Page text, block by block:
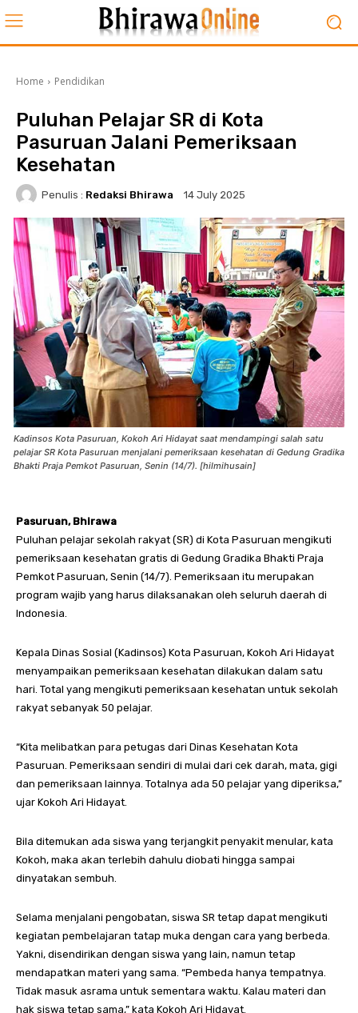
Home Pendidikan
Puluhan Pelajar SR di Kota
Pasuruan Jalani Pemeriksaan
Kesehatan
Penulis : Redaksi Bhirawa 14 July 2025
Kadinsos Kota Pasuruan, Kokoh Ari Hidayat saat mendampingi salah satu
pelajar SR Kota Pasuruan menjalani pemeriksaan kesehatan di Gedung Gradika
Bhakti Praja Pemkot Pasuruan, Senin (14/7). [hilmihusain]
Pasuruan, Bhirawa
Puluhan pelajar sekolah rakyat (SR) di Kota Pasuruan mengikuti
pemeriksaan kesehatan gratis di Gedung Gradika Bhakti Praja
Pemkot Pasuruan, Senin (14/7). Pemeriksaan itu merupakan
program wajib yang harus dilaksanakan oleh seluruh daerah di
Indonesia.
Kepala Dinas Sosial (Kadinsos) Kota Pasuruan, Kokoh Ari Hidayat
menyampaikan pemeriksaan kesehatan dilakukan dalam satu
hari. Total yang mengikuti pemeriksaan kesehatan untuk sekolah
rakyat sebanyak 50 pelajar.
“Kita melibatkan para petugas dari Dinas Kesehatan Kota
Pasuruan. Pemeriksaan sendiri di mulai dari cek darah, mata, gigi
dan pemeriksaan lainnya. Totalnya ada 50 pelajar yang diperiksa,”
ujar Kokoh Ari Hidayat.
Bila ditemukan ada siswa yang terjangkit penyakit menular, kata
Kokoh, maka akan terlebih dahulu diobati hingga sampai
dinyatakan sembuh.
Selama menjalani pengobatan, siswa SR tetap dapat mengikuti
kegiatan pembelajaran tatap muka dengan cara yang berbeda.
Yakni, disendirikan dengan siswa yang lain, namun tetap
mendapatkan materi yang sama. “Pembeda hanya tempatnya.
Tidak masuk asrama untuk sementara waktu. Kalau materi dan
hak siswa tetap sama,” kata Kokoh Ari Hidayat.